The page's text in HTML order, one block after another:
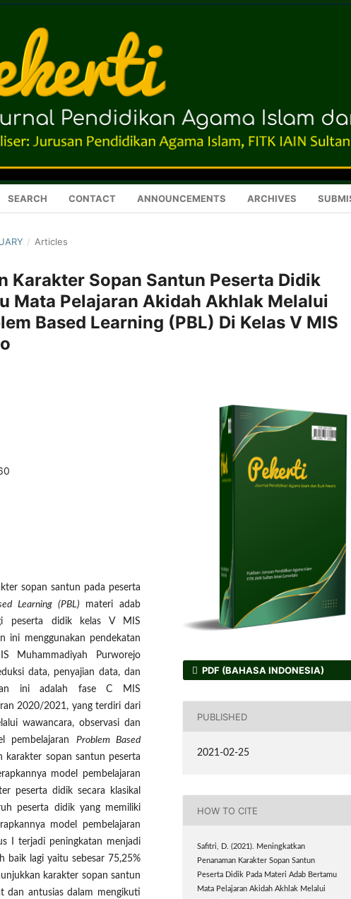
SEARCH CONTACT ANNOUNCEMENTS ARCHIVES
/ Articles
Karakter Sopan Santun Peserta Didik
Mata Pelajaran Akidah Akhlak Melalui
Based Learning (PBL) Di Kelas V MIS
sopan santun pada peserta
Learning (PBL) materi adab
peserta didik kelas V MIS
ini menggunakan pendekatan
Muhammadiyah Purworejo
data, penyajian data, dan
ini adalah fase C MIS
2020/2021, yang terdiri dari
wawancara, observasi dan
pembelajaran Problem Based
karakter sopan santun peserta
model pembelajaran
peserta didik secara klasikal
peserta didik yang memiliki
model pembelajaran
I terjadi peningkatan menjadi
baik lagi yaitu sebesar 75,25%
karakter sopan santun
dan antusias dalam mengikuti
PDF (BAHASA INDONESIA)
PUBLISHED
2021-02-25
HOW TO CITE
Safitri, D. (2021). Meningkatkan
Penanaman Karakter Sopan Santun
Peserta Didik Pada Materi Adab Bertamu
Mata Pelajaran Akidah Akhlak Melalui